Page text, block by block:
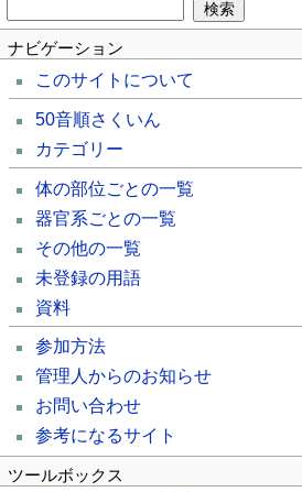
ナビゲーション
このサイトについて
50音順さくいん
カテゴリー
体の部位ごとの一覧
器官系ごとの一覧
その他の一覧
未登録の用語
資料
参加方法
管理人からのお知らせ
お問い合わせ
参考になるサイト
ツールボックス